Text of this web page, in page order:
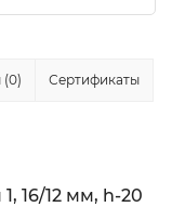
(0) Сертификаты
16/12 мм, h-20